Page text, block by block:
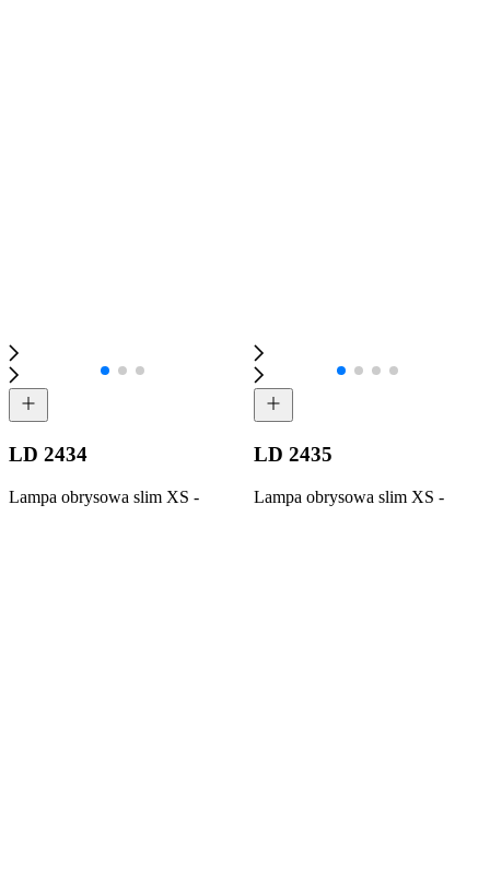
LD 2434
Lampa obrysowa slim XS -
LD 2435
Lampa obrysowa slim XS -